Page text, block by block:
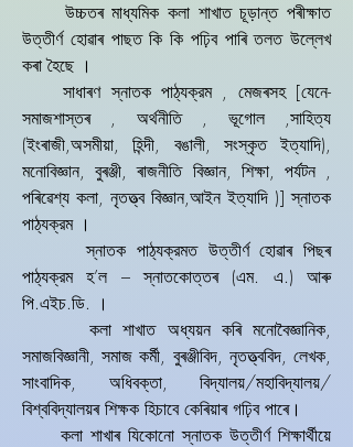
উচ্চতৰ মাধ্যমিক কলা শাখাত চূড়ান্ত পৰীক্ষাত
উত্তীৰ্ণ হোৱাৰ পাছত কি কি পঢ়িব পাৰি তলত উল্লেখ
কৰা হৈছে ।
সাধাৰণ স্নাতক পাঠ্যক্রম , মেজৰসহ [যেনে-
সমাজশাস্তৰ , অৰ্থনীতি , ভূগোল ,সাহিত্য
(ইংৰাজী,অসমীয়া, হিন্দী, বঙালী, সংস্কৃত ইত্যাদি),
মনোবিজ্ঞান, বুৰঞ্জী, ৰাজনীতি বিজ্ঞান, শিক্ষা, পৰ্যটন ,
পৰিৱেশ্য কলা, নৃতত্ত্ব বিজ্ঞান,আইন ইত্যাদি )] স্নাতক
পাঠ্যক্রম ।
স্নাতক পাঠ্যক্রমত উত্তীৰ্ণ হোৱাৰ পিছৰ
পাঠ্যক্রম হ’ল – স্নাতকোত্তৰ (এম. এ.) আৰু
পি.এইচ.ডি. ।
কলা শাখাত অধ্যয়ন কৰি মনোবৈজ্ঞানিক,
সমাজবিজ্ঞানী, সমাজ কৰ্মী, বুৰঞ্জীবিদ, নৃতত্ত্ববিদ, লেখক,
সাংবাদিক, অধিবক্তা, বিদ্যালয়/মহাবিদ্যালয়/
বিশ্ববিদ্যালয়ৰ শিক্ষক হিচাবে কেৰিয়াৰ গঢ়িব পাৰে।
কলা শাখাৰ যিকোনো স্নাতক উত্তীৰ্ণ শিক্ষাৰ্থীয়ে